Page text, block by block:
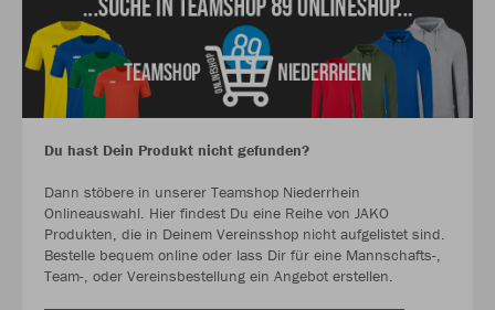
Du hast Dein Produkt nicht gefunden?
Dann stöbere in unserer Teamshop Niederrhein
Onlineauswahl. Hier findest Du eine Reihe von JAKO
Produkten, die in Deinem Vereinsshop nicht aufgelistet sind.
Bestelle bequem online oder lass Dir für eine Mannschafts-,
Team-, oder Vereinsbestellung ein Angebot erstellen.